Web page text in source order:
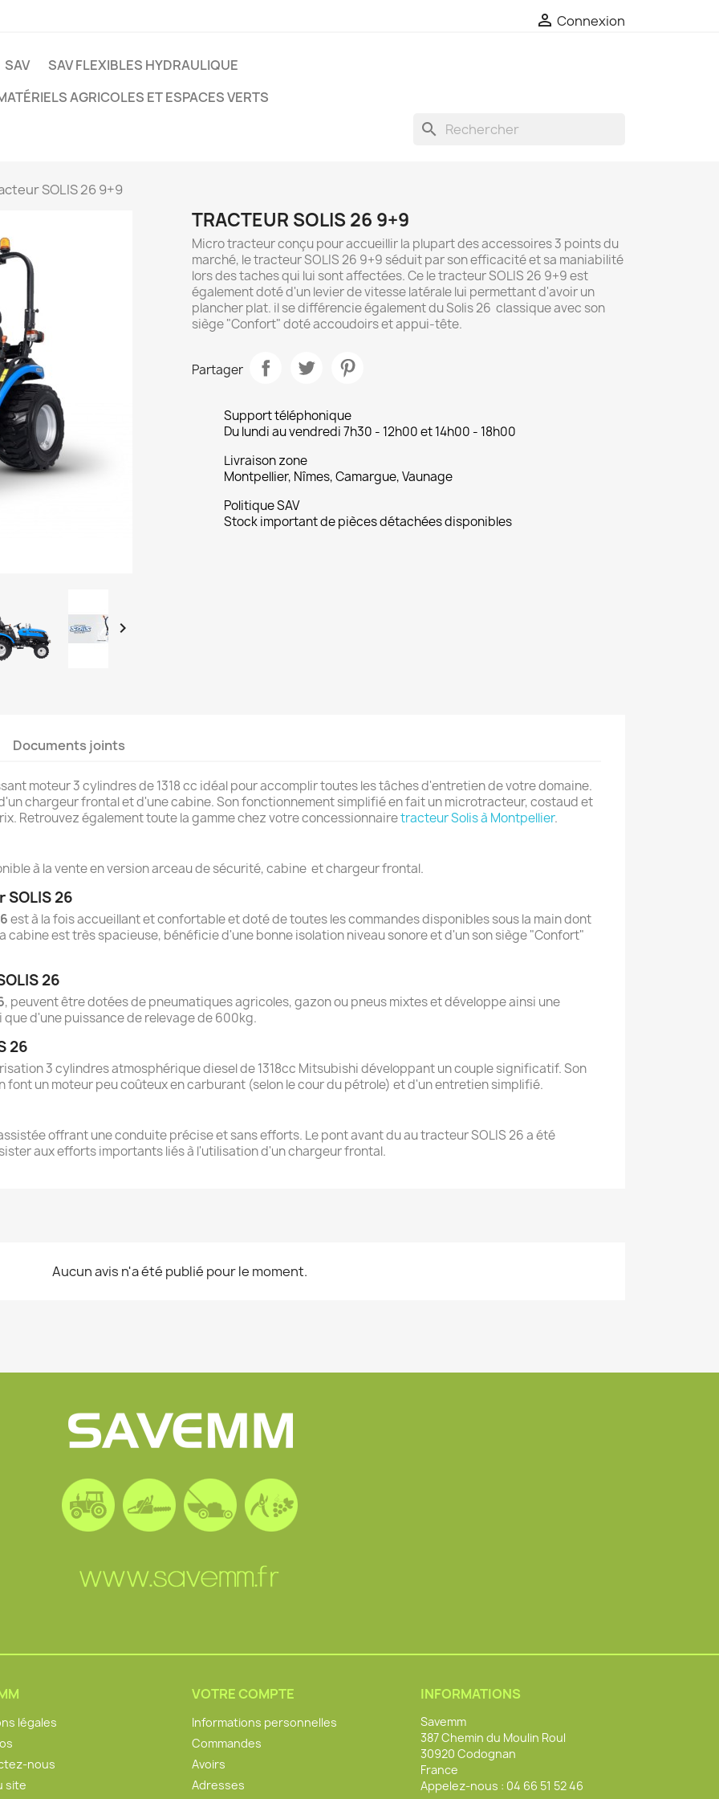
à ma liste d'envies ×
une liste d'envies
de la liste d'envies
×
devez être connecté pour ajouter des produits à votre liste
 Connexion
SAV
SAV FLEXIBLES HYDRAULIQUE
AGRICOLES ET ESPACES VERTS
search
SOLIS 26 9+9
navigate_next
TRACTEUR SOLIS 26 9+9
Micro tracteur conçu pour accueillir la plupart des accessoires 3 points du
marché, le tracteur SOLIS 26 9+9 séduit par son efficacité et sa maniabilité
lors des taches qui lui sont affectées. Ce le tracteur SOLIS 26 9+9 est
également doté d'un levier de vitesse latérale lui permettant d'avoir un
plancher plat. il se différencie également du Solis 26 classique avec son
siège "Confort" doté accoudoirs et appui-tête.
Partager
Support téléphonique
Du lundi au vendredi 7h30 - 12h00 et 14h00 - 18h00
Livraison zone
Montpellier, Nîmes, Camargue, Vaunage
Politique SAV
Stock important de pièces détachées disponibles
Documents joints
moteur 3 cylindres de 1318 cc idéal pour accomplir toutes les tâches d'entretien de votre domaine.
chargeur frontal et d'une cabine. Son fonctionnement simplifié en fait un microtracteur, costaud et
Retrouvez également toute la gamme chez votre concessionnairetracteur Solis à Montpellier.
à la vente en version arceau de sécurité, cabine et chargeur frontal.
26
est à la fois accueillant et confortable et doté de toutes les commandes disponibles sous la main dont
cabine est très spacieuse, bénéficie d'une bonne isolation niveau sonore et d'un son siège "Confort"
26
, peuvent être dotées de pneumatiques agricoles, gazon ou pneus mixtes et développe ainsi une
d'une puissance de relevage de 600kg.
26
3 cylindres atmosphérique diesel de 1318cc Mitsubishi développant un couple significatif. Son
un moteur peu coûteux en carburant (selon le cour du pétrole) et d'un entretien simplifié.
offrant une conduite précise et sans efforts. Le pont avant du au tracteur SOLIS 26 a été
aux efforts importants liés à l'utilisation d'un chargeur frontal.
Aucun avis n'a été publié pour le moment.
légales
nous
site
VOTRE COMPTE
Informations personnelles
Commandes
Avoirs
Adresses
INFORMATIONS
Savemm
387 Chemin du Moulin Roul
30920 Codognan
France
Appelez-nous : 04 66 51 52 46